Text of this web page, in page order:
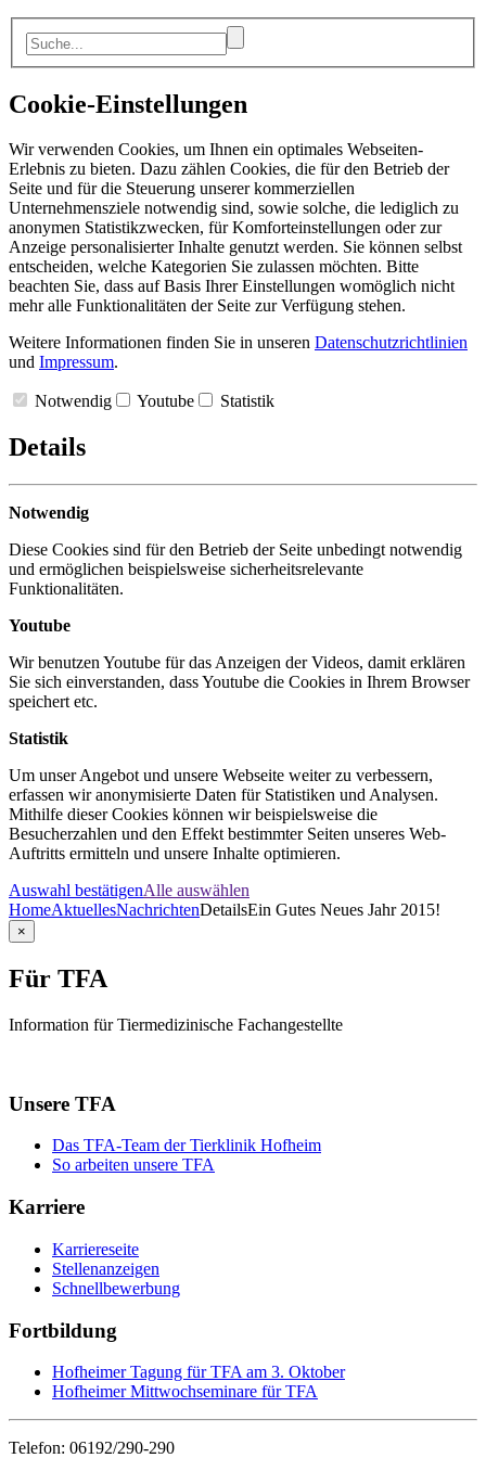
Cookie-Einstellungen
Wir verwenden Cookies, um Ihnen ein optimales Webseiten-
Erlebnis zu bieten. Dazu zählen Cookies, die für den Betrieb der
Seite und für die Steuerung unserer kommerziellen
Unternehmensziele notwendig sind, sowie solche, die lediglich zu
anonymen Statistikzwecken, für Komforteinstellungen oder zur
Anzeige personalisierter Inhalte genutzt werden. Sie können selbst
entscheiden, welche Kategorien Sie zulassen möchten. Bitte
beachten Sie, dass auf Basis Ihrer Einstellungen womöglich nicht
mehr alle Funktionalitäten der Seite zur Verfügung stehen.
Weitere Informationen finden Sie in unseren Datenschutzrichtlinien
und Impressum.
Notwendig Youtube Statistik
Details
Notwendig
Diese Cookies sind für den Betrieb der Seite unbedingt notwendig
und ermöglichen beispielsweise sicherheitsrelevante
Funktionalitäten.
Youtube
Wir benutzen Youtube für das Anzeigen der Videos, damit erklären
Sie sich einverstanden, dass Youtube die Cookies in Ihrem Browser
speichert etc.
Statistik
Um unser Angebot und unsere Webseite weiter zu verbessern,
erfassen wir anonymisierte Daten für Statistiken und Analysen.
Mithilfe dieser Cookies können wir beispielsweise die
Besucherzahlen und den Effekt bestimmter Seiten unseres Web-
Auftritts ermitteln und unsere Inhalte optimieren.
Auswahl bestätigenAlle auswählen
HomeAktuellesNachrichtenDetailsEin Gutes Neues Jahr 2015!
×
Für TFA
Information für Tiermedizinische Fachangestellte
Unsere TFA
Das TFA-Team der Tierklinik Hofheim
So arbeiten unsere TFA
Karriere
Karriereseite
Stellenanzeigen
Schnellbewerbung
Fortbildung
Hofheimer Tagung für TFA am 3. Oktober
Hofheimer Mittwochseminare für TFA
Telefon: 06192/290-290